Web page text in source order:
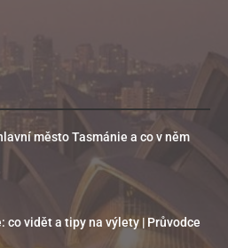
město Tasmánie a co v něm
co vidět a tipy na výlety | Průvodce